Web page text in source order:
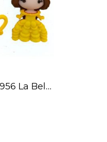
Boton Decorativo 8956 La Bella Y La Bestia 5 Botones